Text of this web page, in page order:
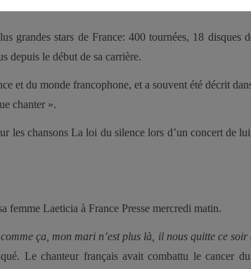
grandes stars de France: 400 tournées, 18 disques
depuis le début de sa carrière.
et du monde francophone, et a souvent été décrit
chanter ».
les chansons La loi du silence lors d’un concert de
femme Laeticia à France Presse mercredi matin.
ça, mon mari n’est plus là, il nous quitte ce
Le chanteur français avait combattu le cancer